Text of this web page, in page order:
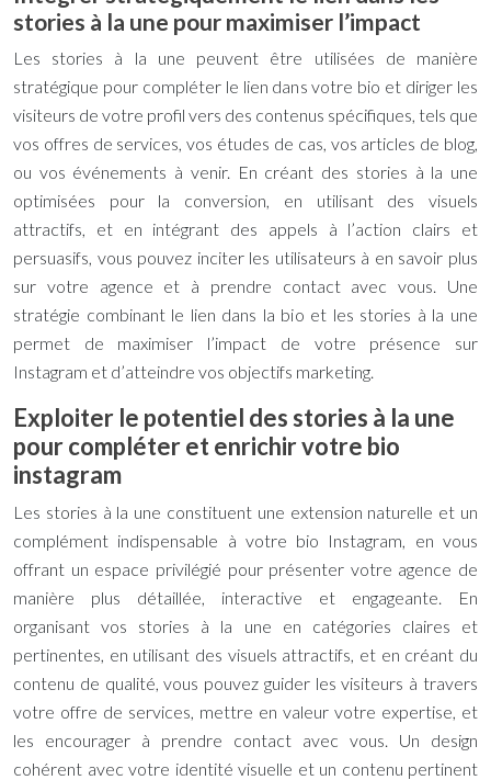
stories à la une pour maximiser l’impact
Les stories à la une peuvent être utilisées de manière
stratégique pour compléter le lien dans votre bio et diriger les
visiteurs de votre profil vers des contenus spécifiques, tels que
vos offres de services, vos études de cas, vos articles de blog,
ou vos événements à venir. En créant des stories à la une
optimisées pour la conversion, en utilisant des visuels
attractifs, et en intégrant des appels à l’action clairs et
persuasifs, vous pouvez inciter les utilisateurs à en savoir plus
sur votre agence et à prendre contact avec vous. Une
stratégie combinant le lien dans la bio et les stories à la une
permet de maximiser l’impact de votre présence sur
Instagram et d’atteindre vos objectifs marketing.
Exploiter le potentiel des stories à la une
pour compléter et enrichir votre bio
instagram
Les stories à la une constituent une extension naturelle et un
complément indispensable à votre bio Instagram, en vous
offrant un espace privilégié pour présenter votre agence de
manière plus détaillée, interactive et engageante. En
organisant vos stories à la une en catégories claires et
pertinentes, en utilisant des visuels attractifs, et en créant du
contenu de qualité, vous pouvez guider les visiteurs à travers
votre offre de services, mettre en valeur votre expertise, et
les encourager à prendre contact avec vous. Un design
cohérent avec votre identité visuelle et un contenu pertinent